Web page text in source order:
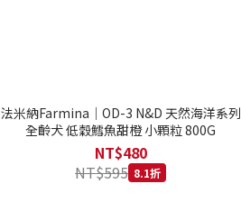
法米納Farmina｜OD-3 N&D 天然海洋系列
全齡犬 低穀鱈魚甜橙 小顆粒 800G
NT$480
NT$595 8.1折